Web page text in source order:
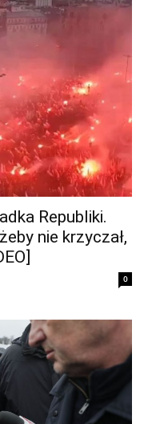
Republiki.
nie krzyczał,
0